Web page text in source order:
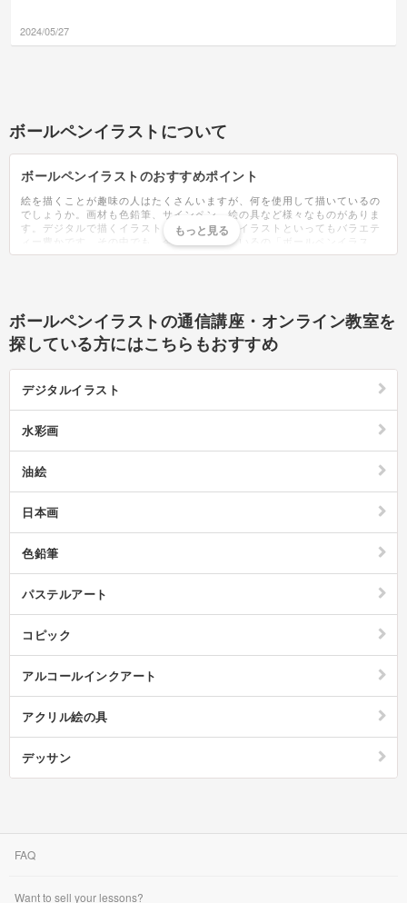
2024/05/27
ボールペンイラストについて
ボールペンイラストのおすすめポイント
絵を描くことが趣味の人はたくさんいますが、何を使用して描いているの
でしょうか。画材も色鉛筆、サインペン、絵の具など様々なものがありま
す。デジタルで描くイラストもあり、一口にイラストといってもバラエテ
ィー豊かです。その中でも、今話題となっているの「ボールペンイラス
ト」です。ボールペンイラストはその名の通り、ボールペンだけを使用し
などにも応用できます。ポーペンですが、黒ばかりでなく、カラフルに塗
る、黒以外の単色で描くこともできます。黒で描いたイラストをPCでカラ
ーを乗せるなどバリエーションも豊富。絵ばかりではなく、ボールペンイ
ジナルのイラストで彩ることができます。描き方の無料動画や、本もたく
から練習するのがおすすめです。上手に描けるようになったら今度は、ボ
イラストは手軽なアートなので難しく考えずに好きな物を描いてみましょ
ボールペンイラストの通信講座・オンライン教室を
探している方にはこちらもおすすめ
デジタルイラスト
水彩画
油絵
日本画
色鉛筆
パステルアート
コピック
アルコールインクアート
アクリル絵の具
デッサン
FAQ
Want to sell your lessons?